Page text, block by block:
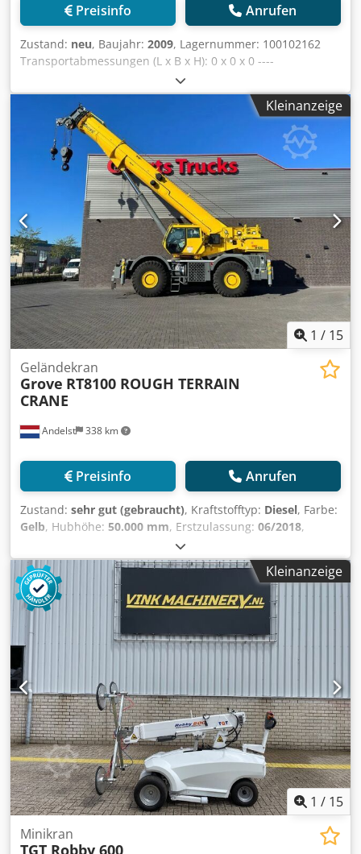
Preisinfo Anrufen
Zustand: neu, Baujahr: 2009, Lagernummer: 100102162
Transportabmessungen (L x B x H): 0 x 0 x 0 ----
Unterwagen mit 6m Spur inkl. Zentralballast Turm für 30m
Hakenhöhe Ausladung 65m inkl. Gegenballast Crjdozr
Ttrspfx Afljf Turmsystem 256HC Kabine Funk ABB
Zentralschmieranlage 45KW Hubwerk Preis ab Standort
Nürnberg
Kleinanzeige
1 / 15
Andelst 338 km
Geländekran
Grove RT8100 ROUGH TERRAIN
CRANE
Preisinfo Anrufen
Zustand: sehr gut (gebraucht), Kraftstofftyp: Diesel, Farbe:
Gelb, Hubhöhe: 50.000 mm, Erstzulassung: 06/2018,
, Baujahr:
Informationen Verwendungszweck: Bauwesen Cjdpowud
Ihjfx Aflsrf Technische Informationen Zylinderzahl: 6
Antrieb: Rad Leergewicht: 54.073 kg Funktionell Mast:
Teleskop (5 Teilen) Mastlänge: 50 m Hubkapazität: 100.000
kg Marke des Aufbaus: GROVE GRT8100 Zustand
Technischer Zustand: sehr gut Optischer Zustand: sehr gut
Finanzielle Informationen Preis: Auf Anfrage GROVE
GRT8100 ROUGH TERRAIN CRANE
Kleinanzeige
1 / 15
Minikran
TGT Robby 600